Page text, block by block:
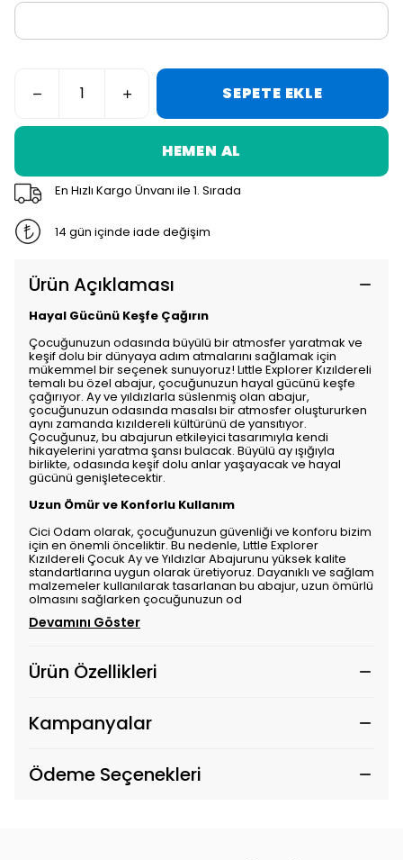
SEPETE EKLE
HEMEN AL
En Hızlı Kargo Ünvanı ile 1. Sırada
14 gün içinde iade değişim
Ürün Açıklaması
Hayal Gücünü Keşfe Çağırın
Çocuğunuzun odasında büyülü bir atmosfer yaratmak ve
keşif dolu bir dünyaya adım atmalarını sağlamak için
mükemmel bir seçenek sunuyoruz! Lıttle Explorer Kızıldereli
temalı bu özel abajur, çocuğunuzun hayal gücünü keşfe
çağırıyor. Ay ve yıldızlarla süslenmiş olan abajur,
çocuğunuzun odasında masalsı bir atmosfer oluştururken
aynı zamanda kızıldereli kültürünü de yansıtıyor.
Çocuğunuz, bu abajurun etkileyici tasarımıyla kendi
hikayelerini yaratma şansı bulacak. Büyülü ay ışığıyla
birlikte, odasında keşif dolu anlar yaşayacak ve hayal
gücünü genişletecektir.
Uzun Ömür ve Konforlu Kullanım
Cici Odam olarak, çocuğunuzun güvenliği ve konforu bizim
için en önemli önceliktir. Bu nedenle, Lıttle Explorer
Kızıldereli Çocuk Ay ve Yıldızlar Abajurunu yüksek kalite
standartlarına uygun olarak üretiyoruz. Dayanıklı ve sağlam
malzemeler kullanılarak tasarlanan bu abajur, uzun ömürlü
olmasını sağlarken çocuğunuzun od
Devamını Göster
Ürün Özellikleri
Kampanyalar
Ödeme Seçenekleri